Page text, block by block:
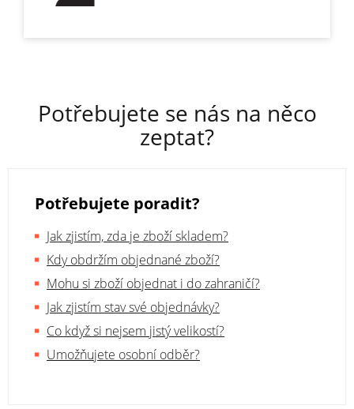
Potřebujete se nás na něco
zeptat?
Potřebujete poradit?
Jak zjistím, zda je zboží skladem?
Kdy obdržím objednané zboží?
Mohu si zboží objednat i do zahraničí?
Jak zjistím stav své objednávky?
Co když si nejsem jistý velikostí?
Umožňujete osobní odběr?